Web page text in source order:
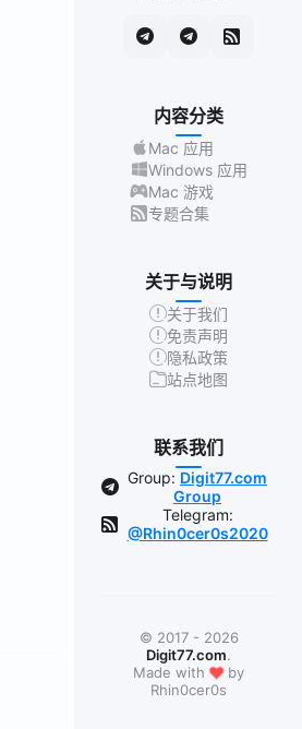
内容分类
Mac 应用
Windows 应用
Mac 游戏
专题合集
关于与说明
关于我们
免责声明
隐私政策
站点地图
联系我们
Group: Digit77.com
Group
Telegram:
@Rhin0cer0s2020
© 2017 - 2026
Digit77.com.
Made with ❤by
Rhin0cer0s